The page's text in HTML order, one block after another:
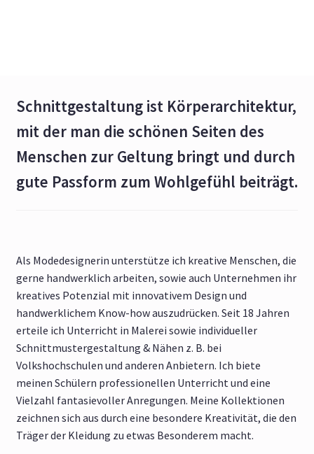
Schnittgestaltung ist Körperarchitektur,
mit der man die schönen Seiten des
Menschen zur Geltung bringt und durch
gute Passform zum Wohlgefühl beiträgt.
Als Modedesignerin unterstütze ich kreative Menschen, die
gerne handwerklich arbeiten, sowie auch Unternehmen ihr
kreatives Potenzial mit innovativem Design und
handwerklichem Know-how auszudrücken. Seit 18 Jahren
erteile ich Unterricht in Malerei sowie individueller
Schnittmustergestaltung & Nähen z. B. bei
Volkshochschulen und anderen Anbietern. Ich biete
meinen Schülern professionellen Unterricht und eine
Vielzahl fantasievoller Anregungen. Meine Kollektionen
zeichnen sich aus durch eine besondere Kreativität, die den
Träger der Kleidung zu etwas Besonderem macht.